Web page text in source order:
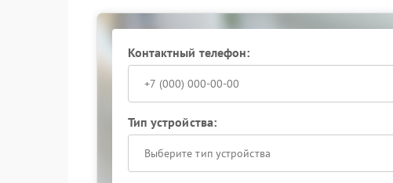
Контактный телефон:
Тип устройства:
Выберите тип устройства